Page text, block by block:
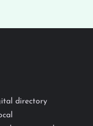
directory